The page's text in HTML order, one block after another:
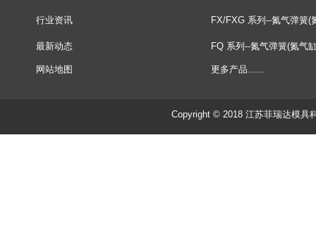
行业资讯 FX/FXG 系列--氮气弹簧(
最新动态 FQ 系列--氮气弹簧(氮气
网站地图 更多产品......
Copyright © 2018 江苏菲瑞达模具